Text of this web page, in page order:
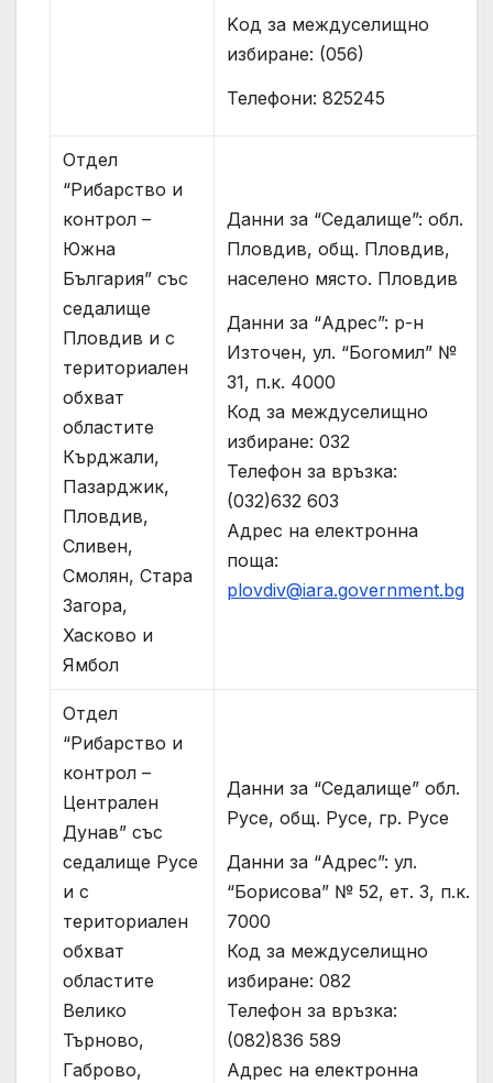
Kод за междуселищно
избиране: (056)
Телефони: 825245
Отдел
“Рибарство и
контрол –
Южна
България” със
седалище
Пловдив и с
териториален
обхват
областите
Кърджали,
Пазарджик,
Пловдив,
Сливен,
Смолян, Стара
Загора,
Хасково и
Ямбол
Данни за “Седалище”: обл.
Пловдив, общ. Пловдив,
населено място. Пловдив
Данни за “Адрес”: р-н
Източен, ул. “Богомил” №
31, п.к. 4000
Код за междуселищно
избиране: 032
Телефон за връзка:
(032)632 603
Адрес на електронна
поща:
plovdiv@iara.government.bg
Отдел
“Рибарство и
контрол –
Централен
Дунав” със
седалище Русе
и с
териториален
обхват
областите
Велико
Търново,
Габрово,
Данни за “Седалище” обл.
Русе, общ. Русе, гр. Русе
Данни за “Адрес”: ул.
“Борисова” № 52, ет. 3, п.к.
7000
Код за междуселищно
избиране: 082
Телефон за връзка:
(082)836 589
Адрес на електронна